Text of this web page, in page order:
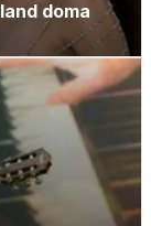
doma